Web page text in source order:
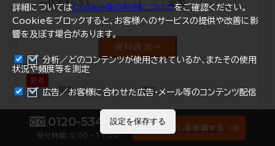
一括請求リスト
資料請求
階数 13階
面積 10坪（33.058㎡）
まとめて資料請求
0120-534-011
受付時間：9:00〜17:00
オフィス探しを依頼する
詳細についてはCookie等の利用についてをご確認ください。
Cookieをブロックすると、お客様へのサービスの提供や改善に影
響を及ぼす場合があります。
分析／どのコンテンツが使用されているか、またその使用
状況や頻度等を測定
広告／お客様に合わせた広告・メール等のコンテンツ配信
設定を保存する